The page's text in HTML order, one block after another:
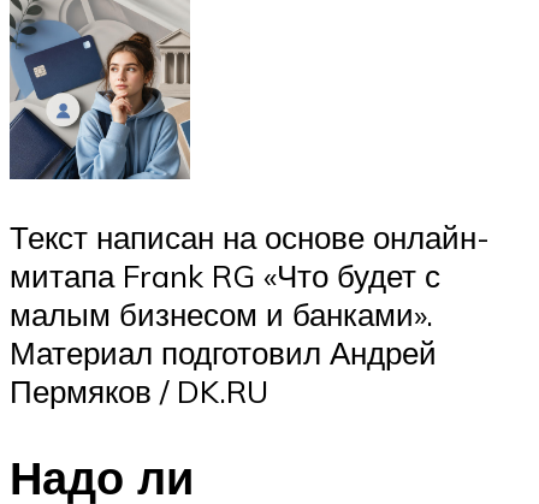
Текст написан на основе онлайн-
митапа Frank RG «Что будет с
малым бизнесом и банками».
Материал подготовил Андрей
Пермяков / DK.RU
Надо ли